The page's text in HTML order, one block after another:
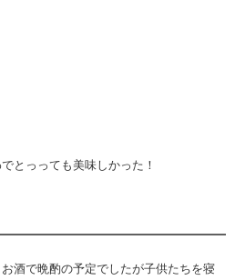
とっっても美味しかった！
酒で晩酌の予定でしたが子供たちを寝